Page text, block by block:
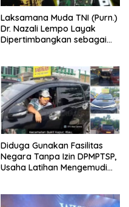
Laksamana Muda TNI (Purn.)
Dr. Nazali Lempo Layak
Dipertimbangkan sebagai
Berkompromi terhadap
Penegakan Hukum
Diduga Gunakan Fasilitas
Negara Tanpa Izin DPMPTSP,
Usaha Latihan Mengemudi